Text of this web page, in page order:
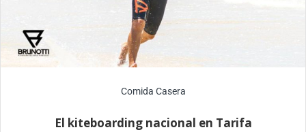
Comida Casera
El kiteboarding nacional en Tarifa